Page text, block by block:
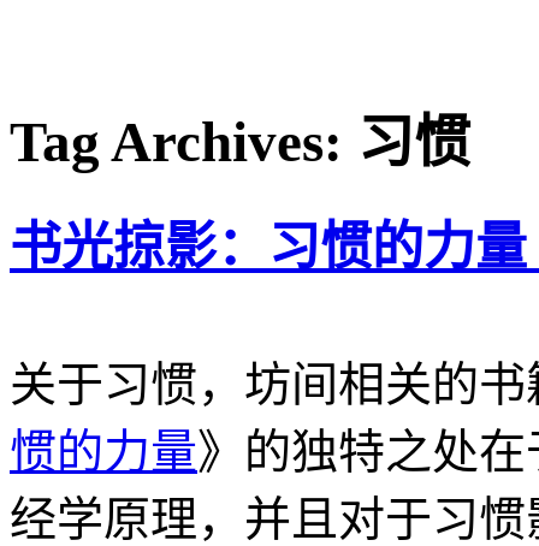
Tag Archives: 习惯
书光掠影：习惯的力
关于习惯，坊间相关的
惯的力量》的独特之处
经学原理，并且对于习